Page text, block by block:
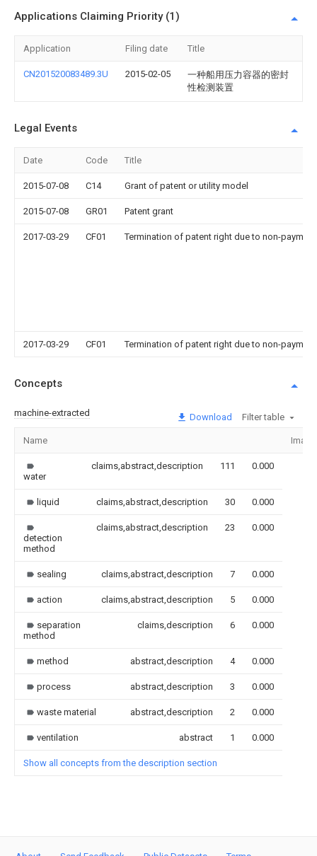
Applications Claiming Priority (1)
Application Filing date Title
CN201520083489.3U 2015-02-05
一种船用压力容器的密封
性检测装置
Legal Events
Date Code Title
2015-07-08 C14 Grant of patent or utility model
2015-07-08 GR01 Patent grant
2017-03-29 CF01 Termination of patent right due to non-
2017-03-29 CF01 Termination of patent right due to non-
Concepts
machine-extracted Download Filter table
Name Image
water
claims,abstract,description 111 0.000
liquid claims,abstract,description 30 0.000
detection
method
claims,abstract,description 23 0.000
sealing claims,abstract,description 7 0.000
action claims,abstract,description 5 0.000
separation
method
claims,description 6 0.000
method abstract,description 4 0.000
process abstract,description 3 0.000
waste material abstract,description 2 0.000
ventilation abstract 1 0.000
Show all concepts from the description section